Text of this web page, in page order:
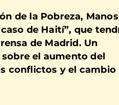
de la Pobreza, Manos
de Haití”, que
de Madrid. Un
el aumento del
conflictos y el cambio